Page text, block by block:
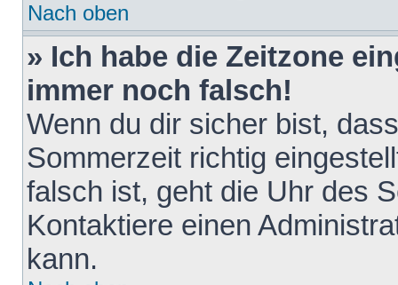
Nach oben
» Ich habe die Zeitzone
immer noch falsch!
Wenn du dir sicher bist,
Sommerzeit richtig
falsch ist, geht die Uhr des
Kontaktiere einen
kann.